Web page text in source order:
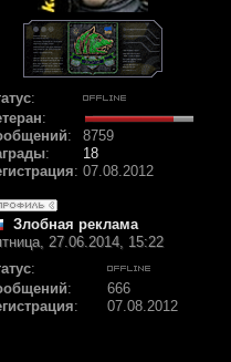
:
:
:
8759
:
18
: 07.08.2012
Злобная реклама
27.06.2014, 15:22
:
:
666
: 07.08.2012